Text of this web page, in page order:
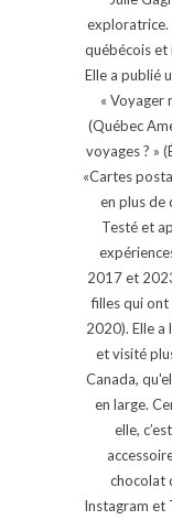
exploratrice.
québécois et
Elle a publié
« Voyager
(Québec
voyages ? »
«Cartes
en plus de
Testé et
2017 et
filles qui ont
2020). Elle a
et visité
Canada,
en large.
elle,
chocolat
Instagram et